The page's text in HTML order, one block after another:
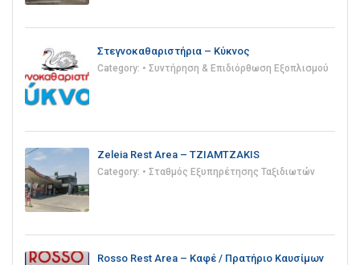
Στεγνοκαθαριστήρια – Κύκνος
Category: • Συντήρηση & Επιδιόρθωση Εξοπλισμού
Zeleia Rest Area – TZIAMTZAKIS
Category: • Σταθμός Εξυπηρέτησης Ταξιδιωτών
Rosso Rest Area – Καφέ / Πρατήριο Καυσίμων